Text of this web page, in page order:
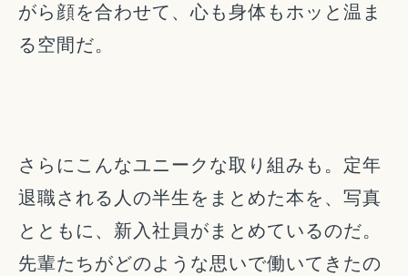
がら顔を合わせて、心も身体もホッと温ま
る空間だ。
さらにこんなユニークな取り組みも。定年
退職される人の半生をまとめた本を、写真
とともに、新入社員がまとめているのだ。
先輩たちがどのような思いで働いてきたの